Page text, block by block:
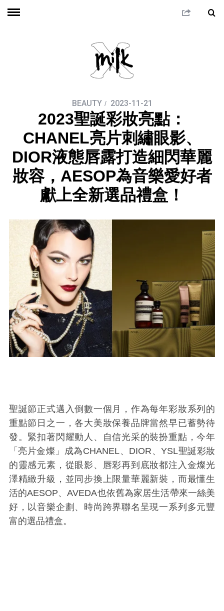
BEAUTY 2023-11-21
2023聖誕彩妝亮點：
CHANEL亮片刺繡眼影、
DIOR液態唇露打造細閃華麗
妝容，AESOP為音樂愛好者
獻上全新選品禮盒！
聖誕節正式邁入倒數一個月，作為每年彩妝系列的
重點節日之一，各大美妝保養品牌當然早已蓄勢待
發。緊扣著閃耀動人、自信光采的裝扮重點，今年
「亮片金燦」成為CHANEL、DIOR、YSL聖誕彩妝
的靈感元素，從眼影、唇彩再到底妝都注入金燦光
澤精緻升級，並同步換上限量華麗新裝，而最懂生
活的AESOP、AVEDA也依舊為家居生活帶來一絲美
好，以音樂企劃、時尚跨界聯名呈現一系列多元豐
富的選品禮盒。